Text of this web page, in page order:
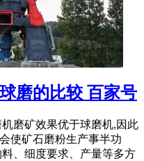
磨的比较 百家号
磨矿效果优于球磨机,因此
使矿石磨粉生产事半功
、细度要求、产量等多方